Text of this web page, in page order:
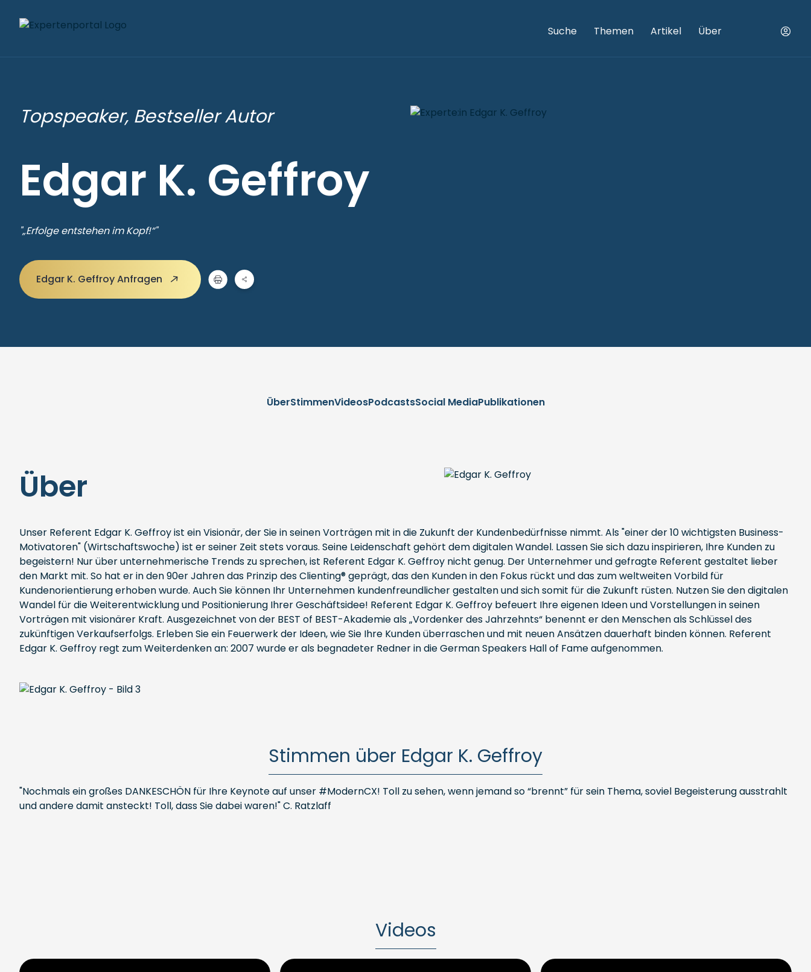
Suche Themen Artikel Über
Topspeaker, Bestseller Autor
Edgar K. Geffroy
"„Erfolge entstehen im Kopf!“"
Edgar K. Geffroy Anfragen
ÜberStimmenVideosPodcastsSocial MediaPublikationen
Über
Unser Referent Edgar K. Geffroy ist ein Visionär, der Sie in seinen Vorträgen mit in die Zukunft der Kundenbedürfnisse nimmt. Als "einer der 10 wichtigsten Business-
Motivatoren" (Wirtschaftswoche) ist er seiner Zeit stets voraus. Seine Leidenschaft gehört dem digitalen Wandel. Lassen Sie sich dazu inspirieren, Ihre Kunden zu
begeistern! Nur über unternehmerische Trends zu sprechen, ist Referent Edgar K. Geffroy nicht genug. Der Unternehmer und gefragte Referent gestaltet lieber
den Markt mit. So hat er in den 90er Jahren das Prinzip des Clienting® geprägt, das den Kunden in den Fokus rückt und das zum weltweiten Vorbild für
Kundenorientierung erhoben wurde. Auch Sie können Ihr Unternehmen kundenfreundlicher gestalten und sich somit für die Zukunft rüsten. Nutzen Sie den digitalen
Wandel für die Weiterentwicklung und Positionierung Ihrer Geschäftsidee! Referent Edgar K. Geffroy befeuert Ihre eigenen Ideen und Vorstellungen in seinen
Vorträgen mit visionärer Kraft. Ausgezeichnet von der BEST of BEST-Akademie als „Vordenker des Jahrzehnts“ benennt er den Menschen als Schlüssel des
zukünftigen Verkaufserfolgs. Erleben Sie ein Feuerwerk der Ideen, wie Sie Ihre Kunden überraschen und mit neuen Ansätzen dauerhaft binden können. Referent
Edgar K. Geffroy regt zum Weiterdenken an: 2007 wurde er als begnadeter Redner in die German Speakers Hall of Fame aufgenommen.
Stimmen über Edgar K. Geffroy
"Nochmals ein großes DANKESCHÖN für Ihre Keynote auf unser #ModernCX! Toll zu sehen, wenn jemand so “brennt” für sein Thema, soviel Begeisterung ausstrahlt
und andere damit ansteckt! Toll, dass Sie dabei waren!" C. Ratzlaff
Videos